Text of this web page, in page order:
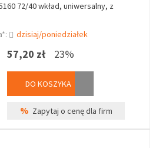
72/40 wkład, uniwersalny, z
dzisiaj/poniedziałek
57,20 zł 23%
DO KOSZYKA
% Zapytaj o cenę dla firm